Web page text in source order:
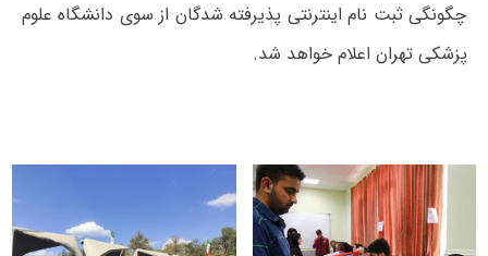
چگونگی ثبت نام اینترنتی پذیرفته شدگان از سوی دانشگاه علوم
پزشکی تهران اعلام خواهد شد.